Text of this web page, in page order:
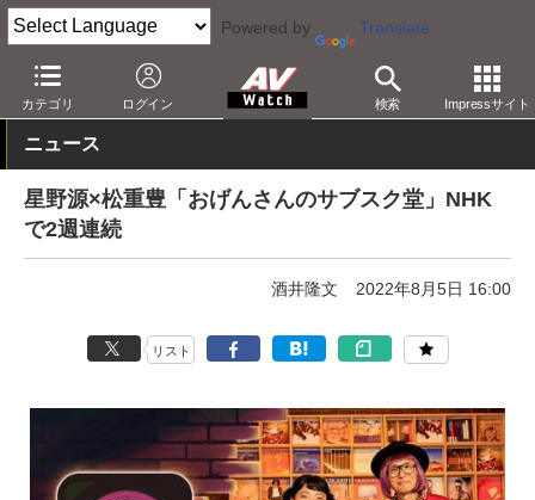
Powered by Translate
カテゴリ ログイン 検索 Impressサイト
AV Watch コンテンツ・サービス 放送 その他
ニュース
星野源×松重豊「おげんさんのサブスク堂」NHK
で2週連続
酒井隆文 2022年8月5日 16:00
リスト